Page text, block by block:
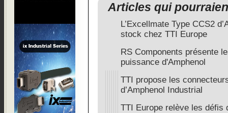
Articles qui
L’Excelǀmate Type CCS2
stock chez TTI Europe
RS Components présente
puissance d'Amphenol
TTI propose les
d’Amphenol Industrial
TTI Europe relève les défis